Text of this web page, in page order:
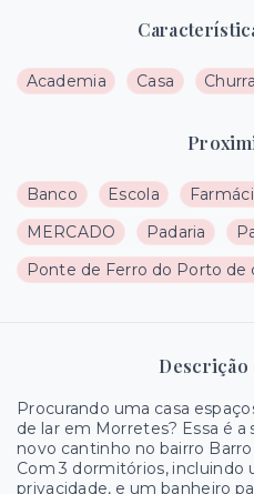
Academia Casa
Banco Escola
MERCADO
Padaria
Ponte de Ferro do Porto de
Descrição
Procurando uma casa
de lar em Morretes? Essa é
novo cantinho no bairro
Com 3 dormitórios, incluindo
privacidade, e um banheiro